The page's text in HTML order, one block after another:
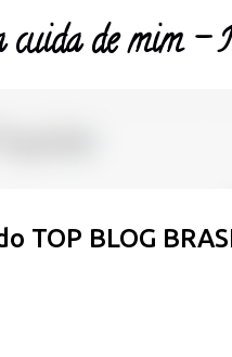
cuida de mim -
TOP BLOG